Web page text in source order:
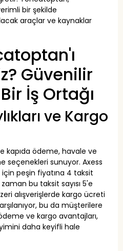
bir şekilde
araçlar ve kaynaklar
Güvenilir
İş Ortağı
ve Kargo
kapıda ödeme, havale ve
seçenekleri sunuyor. Axess
peşin fiyatına 4 taksit
bu taksit sayısı 5'e
alışverişlerde kargo ücreti
bu da müşterilere
ve kargo avantajları,
daha keyifli hale